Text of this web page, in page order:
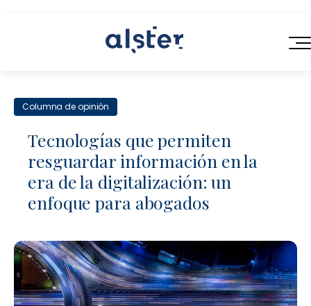
Servicios Legales de Próxima Generación
Consultoría en Operaciones Legales
Talento Legal Flexible
QUIÉNES SOMOS
BLOG
CONTACTO
Columna de opinión
Tecnologías que permiten
resguardar información en la
era de la digitalización: un
enfoque para abogados